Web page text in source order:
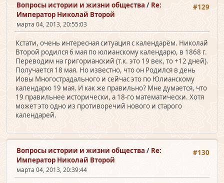
#129
Вопросы истории и жизни общества/ Re:
Император Николай Второй
марта 04, 2013, 20:55:03
Кстати, очень интересная ситуация с календарём. Николай
Второй родился 6 мая по юлианскому календарю, в 1868 г.
Переводим на григорианский (т.к. это 19 век, то +12 дней).
Получается 18 мая. Но известно, что он Родился в день
Иовы Многострадального и сейчас это по Юлианскому
календарю 19 мая. И как же правильно? Мне думается, что
19 правильнее исторически, а 18-го математически. Хотя
может это одно из противоречий нового и старого
календарей.
#130
Вопросы истории и жизни общества / Re:
Император Николай Второй
марта 04, 2013, 20:39:44